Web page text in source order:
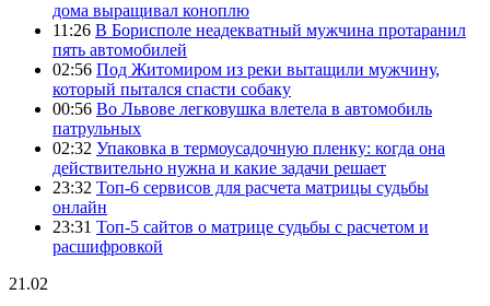
дома выращивал коноплю
11:26 В Борисполе неадекватный мужчина протаранил
пять автомобилей
02:56 Под Житомиром из реки вытащили мужчину,
который пытался спасти собаку
00:56 Во Львове легковушка влетела в автомобиль
патрульных
02:32 Упаковка в термоусадочную пленку: когда она
действительно нужна и какие задачи решает
23:32 Топ-6 сервисов для расчета матрицы судьбы
онлайн
23:31 Топ-5 сайтов о матрице судьбы с расчетом и
расшифровкой
21.02